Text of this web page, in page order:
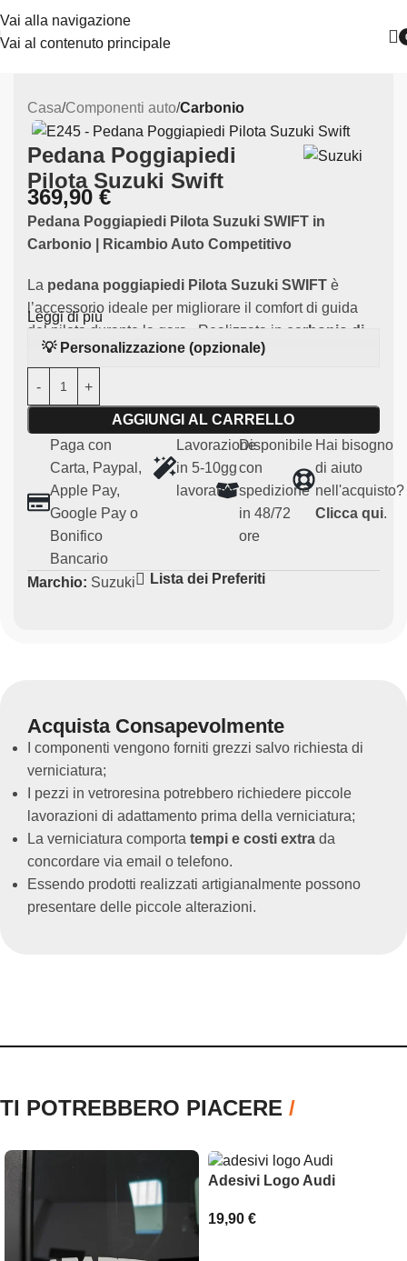
Vai alla navigazione
Vai al contenuto principale
Casa Componenti auto Carbonio
Pedana Poggiapiedi
Pilota Suzuki Swift
369,90 €
Pedana Poggiapiedi Pilota Suzuki SWIFT in
Carbonio | Ricambio Auto Competitivo
La pedana poggiapiedi Pilota Suzuki SWIFT è
l’accessorio ideale per migliorare il comfort di guida
del pilota durante la gara.. Realizzata in carbonio di
alta qualità, questo componente si adatta
Caratteristiche principali:
Materiale:
carbonio resistente e leggero
Compatibilità:
Honda Suzuki SWIFT
Uso: Particolari per uso agonistico e regolarità (non
omologato per uso su strada)
Ottima per migliorare l’estetica interna della vettura.
Leggi di più
💡 Personalizzazione (opzionale)
AGGIUNGI AL CARRELLO
Paga con
Carta, Paypal,
Apple Pay,
Google Pay o
Bonifico
Bancario
Lavorazione
in 5-10gg
lavorativi
Disponibile
con
spedizione
in 48/72
ore
Hai bisogno
di aiuto
nell'acquisto?
Clicca qui.
Marchio: Suzuki Lista dei Preferiti
Acquista Consapevolmente
I componenti vengono forniti grezzi salvo richiesta di
verniciatura;
I pezzi in vetroresina potrebbero richiedere piccole
lavorazioni di adattamento prima della verniciatura;
La verniciatura comporta tempi e costi extra da
concordare via email o telefono.
Essendo prodotti realizzati artigianalmente possono
presentare delle piccole alterazioni.
TI POTREBBERO PIACERE /
Adesivi Logo Audi
19,90 €